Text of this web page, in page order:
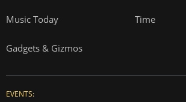
Music Today Time
Gadgets & Gizmos
EVENTS: